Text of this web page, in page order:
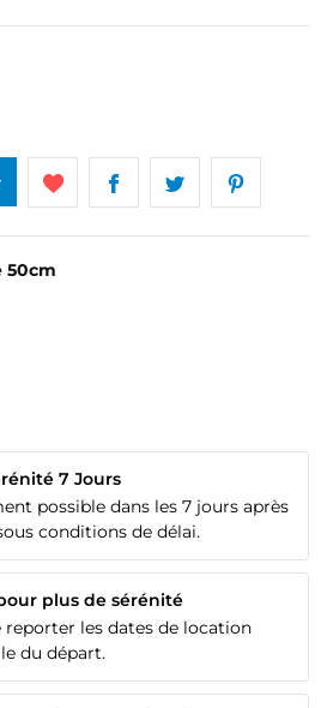
50cm
7 Jours
possible dans les 7 jours après
conditions de délai.
plus de sérénité
reporter les dates de location
du départ.
D'ENVIES
D'ENVIESpour ajouter des produits